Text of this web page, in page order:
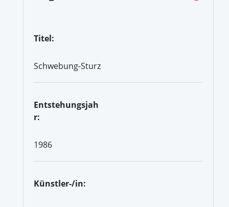
Titel:
Schwebung-Sturz
Entstehungsjah
r:
1986
Künstler-/in: